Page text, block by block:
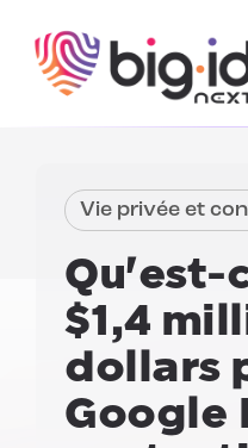
Vie privée et
Qu'est-
$1,4
dollars
Google